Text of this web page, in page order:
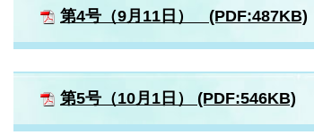
第4号（9月11日） (PDF:487KB)
第5号（10月1日） (PDF:546KB)